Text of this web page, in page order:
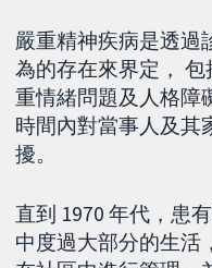
嚴重精神疾病是透過
為的存在來界定，
重情緒問題及人格障
時間內對當事人及其
擾。
直到 1970 年代，患
中度過大部分的生活